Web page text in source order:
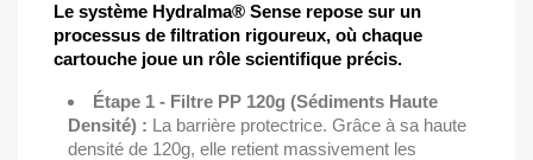
Le système Hydralma® Sense repose sur un
processus de filtration rigoureux, où chaque
cartouche joue un rôle scientifique précis.
Étape 1 - Filtre PP 120g (Sédiments Haute
Densité) : La barrière protectrice. Grâce à sa haute
densité de 120g, elle retient massivement les